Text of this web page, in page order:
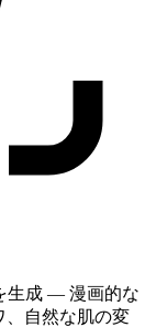
生成 — 漫画的な
、自然な肌の変